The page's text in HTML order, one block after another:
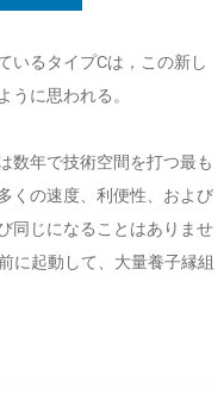
いるタイプCは，この新し
うに思われる。
数年で技術空間を打つ最も
くの速度、利便性、および
同じになることはありませ
に起動して、大量養子縁組